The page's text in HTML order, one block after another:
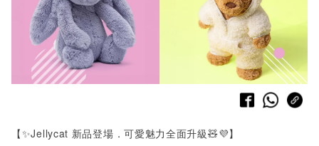
【✨Jellycat 新品登場．可愛魅力全面升級🧸💜】